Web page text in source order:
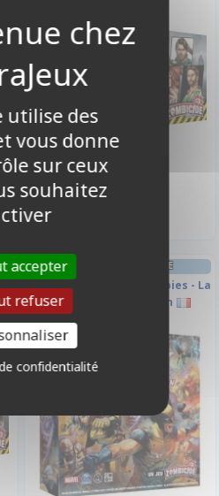
31,90 €
Indisponible
-
JEU DE PLATEAU FIGURINE
Zombicide - Marvel Zombies - La
résistance des X-men
utilise des
vous donne
sur ceux
souhaitez
accepter
refuser
confidentialité